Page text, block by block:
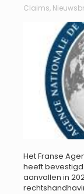
Claims,
Het Franse
heeft
aanvallen in